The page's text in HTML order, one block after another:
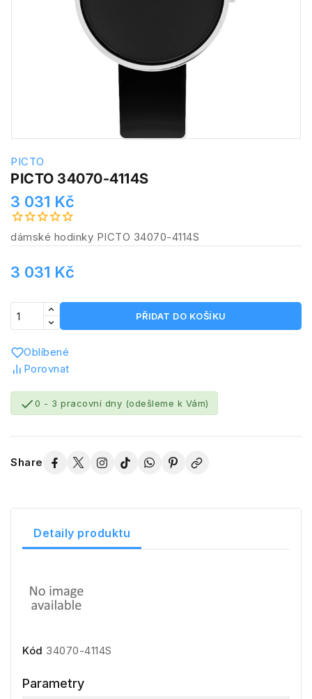
PICTO
PICTO 34070-4114S
3 031 Kč
dámské hodinky PICTO 34070-4114S
3 031 Kč
PŘIDAT DO KOŠÍKU
Oblíbené
Porovnat
0 - 3 pracovní dny (odešleme k Vám)
Share
Detaily produktu
Kód 34070-4114S
Parametry